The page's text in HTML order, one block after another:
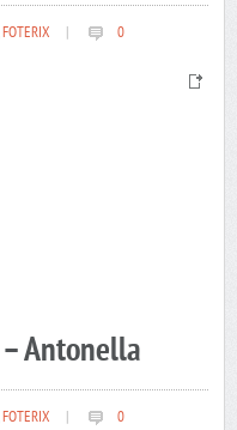
FOTERIX 0
Antonella
FOTERIX 0